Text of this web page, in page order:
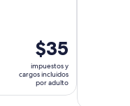
El
precio
es
de
$35
impuestos y
cargos incluidos
por adulto